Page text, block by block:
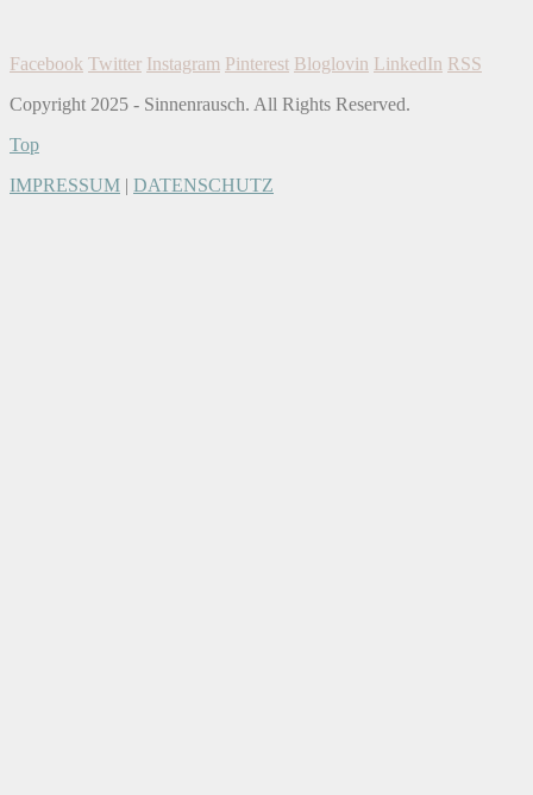
Facebook Twitter Instagram Pinterest Bloglovin LinkedIn RSS
Copyright 2025 - Sinnenrausch. All Rights Reserved.
Top
IMPRESSUM | DATENSCHUTZ